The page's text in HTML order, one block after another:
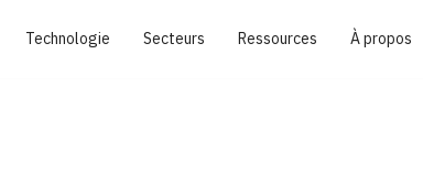
Technologie Secteurs Ressources À propos